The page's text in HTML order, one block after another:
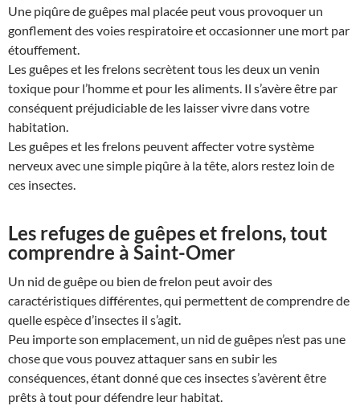
Une piqûre de guêpes mal placée peut vous provoquer un
gonflement des voies respiratoire et occasionner une mort par
étouffement.
Les guêpes et les frelons secrètent tous les deux un venin
toxique pour l’homme et pour les aliments. Il s’avère être par
conséquent préjudiciable de les laisser vivre dans votre
habitation.
Les guêpes et les frelons peuvent affecter votre système
nerveux avec une simple piqûre à la tête, alors restez loin de
ces insectes.
Les refuges de guêpes et frelons, tout
comprendre à Saint-Omer
Un nid de guêpe ou bien de frelon peut avoir des
caractéristiques différentes, qui permettent de comprendre de
quelle espèce d’insectes il s’agit.
Peu importe son emplacement, un nid de guêpes n’est pas une
chose que vous pouvez attaquer sans en subir les
conséquences, étant donné que ces insectes s’avèrent être
prêts à tout pour défendre leur habitat.